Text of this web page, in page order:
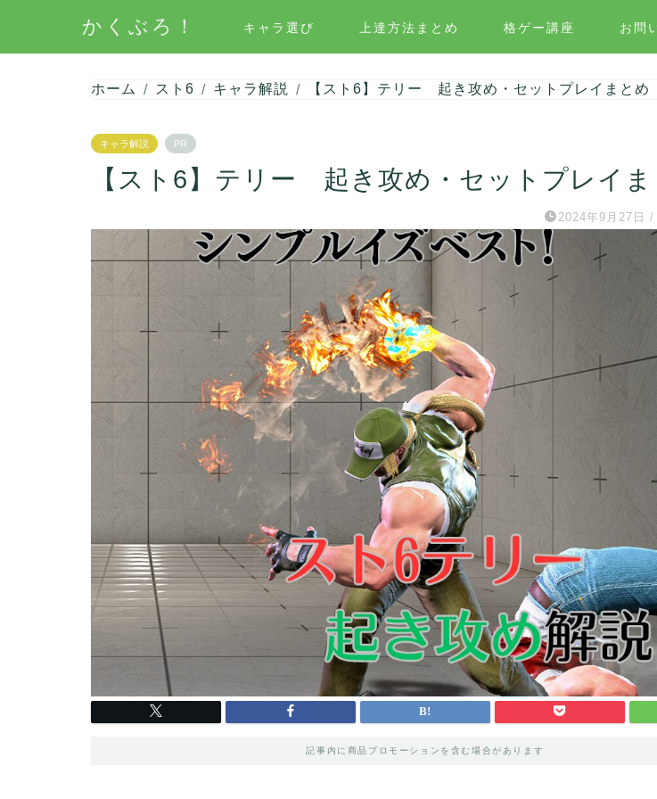
かくぶろ！ キャラ選び 上達方法まとめ 格ゲー講座 お問
ホーム スト6 キャラ解説 【スト6】テリー 起き攻め・セットプレイまとめ
キャラ解説 PR
【スト6】テリー 起き攻め・セットプレイま
2024年9月27日 /
記事内に商品プロモーションを含む場合があります